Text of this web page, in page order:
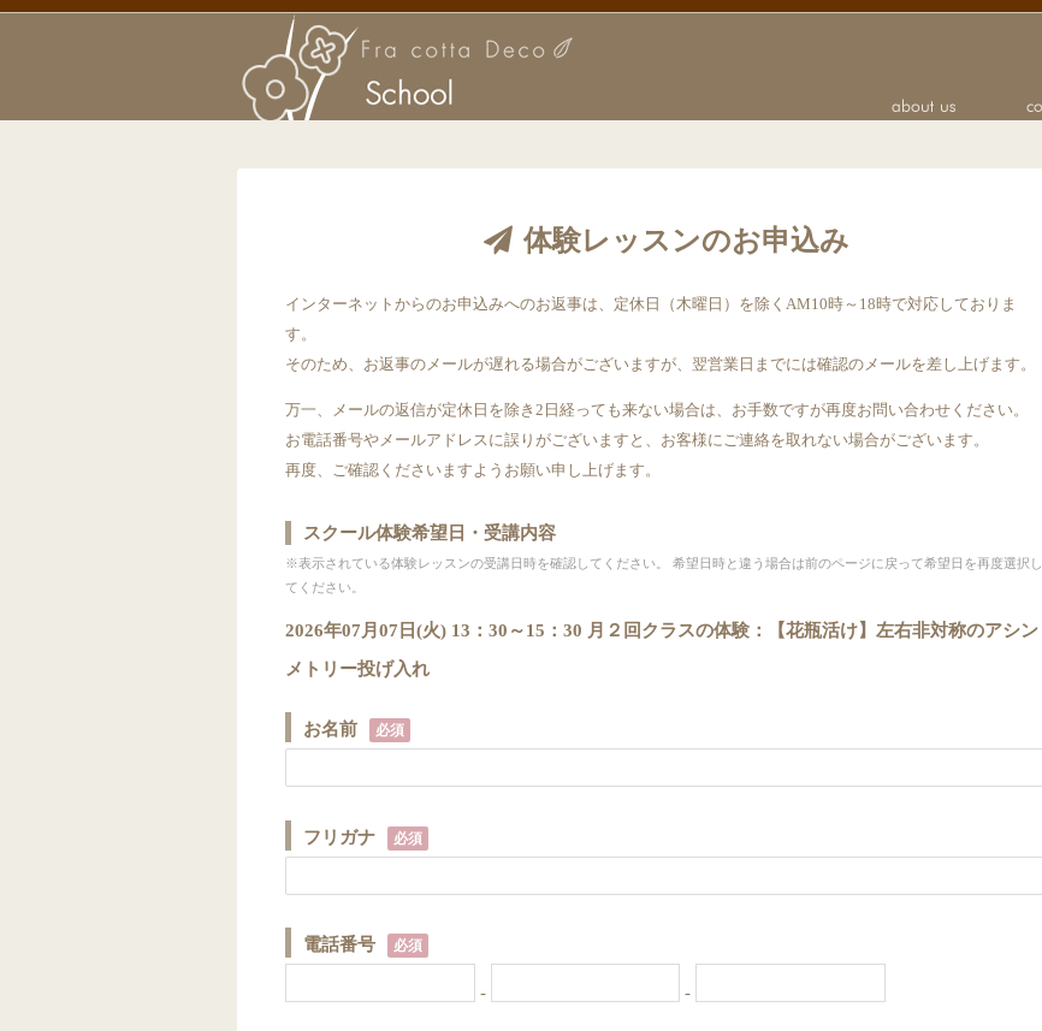
体験レッスンのお申込み
インターネットからのお申込みへのお返事は、定休日（木曜日）を除くAM10時～18時で対応しておりま
す。
そのため、お返事のメールが遅れる場合がございますが、翌営業日までには確認のメールを差し上げます。
万一、メールの返信が定休日を除き2日経っても来ない場合は、お手数ですが再度お問い合わせください。
お電話番号やメールアドレスに誤りがございますと、お客様にご連絡を取れない場合がございます。
再度、ご確認くださいますようお願い申し上げます。
スクール体験希望日・受講内容
※表示されている体験レッスンの受講日時を確認してください。 希望日時と違う場合は前のページに戻って希望日を再度選択し
てください。
2026年07月07日(火) 13：30～15：30 月２回クラスの体験：【花瓶活け】左右非対称のアシン
メトリー投げ入れ
お名前 必須
フリガナ 必須
電話番号 必須
- -